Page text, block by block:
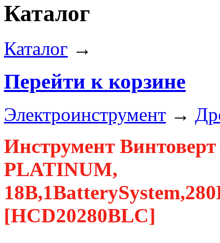
Каталог
Каталог →
Перейти к корзине
Электроинструмент →
Инструмент
PLATINUM,
[HCD20280BLC]